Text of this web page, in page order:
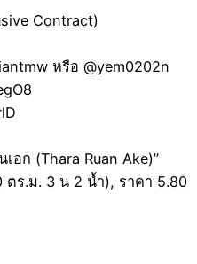
Contract)
หรือ @yem0202n
อก (Thara Ruan Ake)”
ตร.ม. 3 น 2 น้ำ), ราคา 5.80